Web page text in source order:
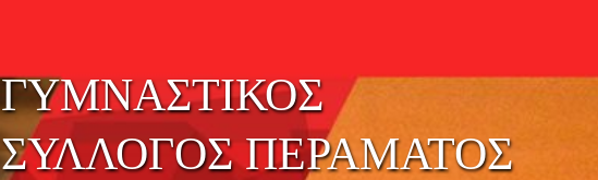
ΓΥΜΝΑΣΤΙΚΟΣ
ΣΥΛΛΟΓΟΣ ΠΕΡΑΜΑΤΟΣ